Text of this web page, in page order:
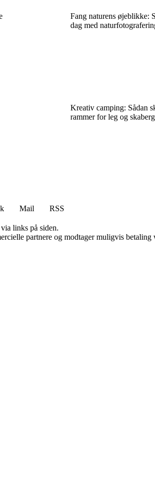
Fang naturens øjeblikke:
dag med
Kreativ camping: Sådan
rammer for leg og
Mail
RSS
links på siden.
partnere og modtager muligvis